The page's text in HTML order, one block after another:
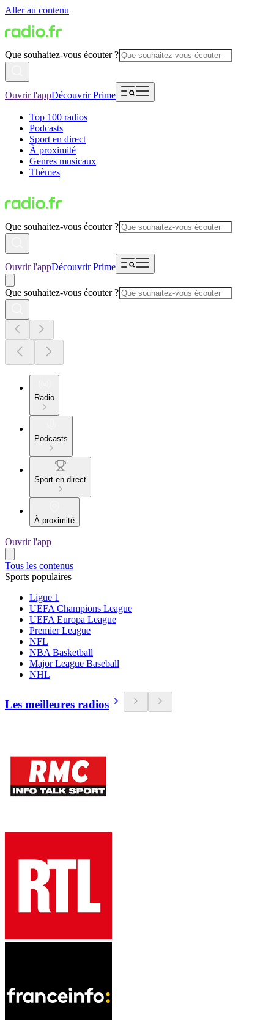
Aller au contenu
Que souhaitez-vous écouter ?
Ouvrir l'appDécouvrir Prime
Top 100 radios
Podcasts
Sport en direct
À proximité
Genres musicaux
Thèmes
Que souhaitez-vous écouter ?
Ouvrir l'appDécouvrir Prime
Que souhaitez-vous écouter ?
Radio
Podcasts
Sport en direct
À proximité
Ouvrir l'app
Tous les contenus
Sports populaires
Ligue 1
UEFA Champions League
UEFA Europa League
Premier League
NFL
NBA Basketball
Major League Baseball
NHL
Les meilleures radios